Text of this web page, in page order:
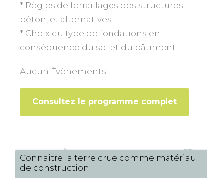
* Règles de ferraillages des structures
béton, et alternatives
* Choix du type de fondations en
conséquence du sol et du bâtiment
Aucun Évènements
Consultez le programme complet
Connaitre la terre crue comme matériau
de construction